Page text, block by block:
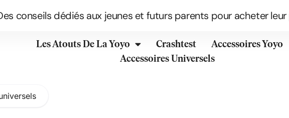
conseils dédiés aux jeunes et futurs parents pour acheter
Les Atouts De La Yoyo Crashtest
Accessoires Yoyo
Accessoires Universels